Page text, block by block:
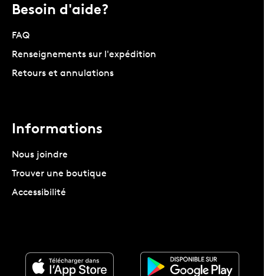
Besoin d'aide?
FAQ
Renseignements sur l'expédition
Retours et annulations
Informations
Nous joindre
Trouver une boutique
Accessibilité